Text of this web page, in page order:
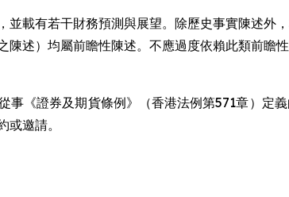
載有若干財務預測與展望。除歷史事實陳述外
述）均屬前瞻性陳述。不應過度依賴此類前瞻性
事《證券及期貨條例》（香港法例第571章）定
邀請。